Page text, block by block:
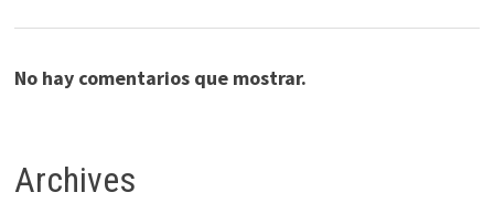
No hay comentarios que mostrar.
Archives